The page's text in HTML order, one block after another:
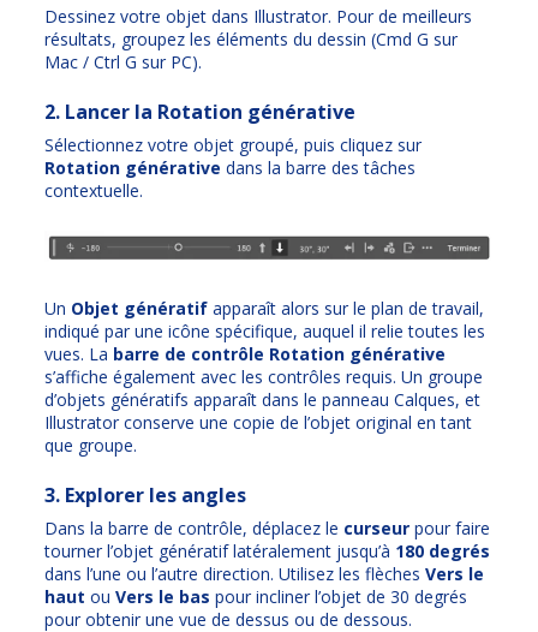
Dessinez votre objet dans Illustrator. Pour de meilleurs
résultats, groupez les éléments du dessin (Cmd G sur
Mac / Ctrl G sur PC).
2. Lancer la Rotation générative
Sélectionnez votre objet groupé, puis cliquez sur
Rotation générative dans la barre des tâches
contextuelle.
Un Objet génératifapparaît alors sur le plan de travail,
indiqué par une icône spécifique, auquel il relie toutes les
vues. La barre de contrôle Rotation générative
s’affiche également avec les contrôles requis. Un groupe
d’objets génératifs apparaît dans le panneau Calques, et
Illustrator conserve une copie de l’objet original en tant
que groupe.
3. Explorer les angles
Dans la barre de contrôle, déplacez le curseurpour faire
tourner l’objet génératif latéralement jusqu’à 180 degrés
dans l’une ou l’autre direction. Utilisez les flèches Vers le
haut ou Vers le bas pour incliner l’objet de 30 degrés
pour obtenir une vue de dessus ou de dessous.